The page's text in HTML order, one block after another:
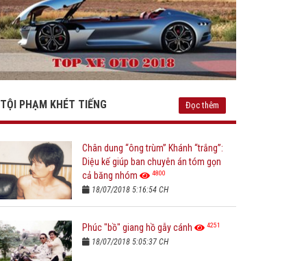
TỘI PHẠM KHÉT TIẾNG Đọc thêm
Chân dung “ông trùm” Khánh “trắng”:
Diệu kế giúp ban chuyên án tóm gọn
cả băng nhóm
4800
18/07/2018 5:16:54 CH
Phúc "bồ" giang hồ gẫy cánh 4251
18/07/2018 5:05:37 CH